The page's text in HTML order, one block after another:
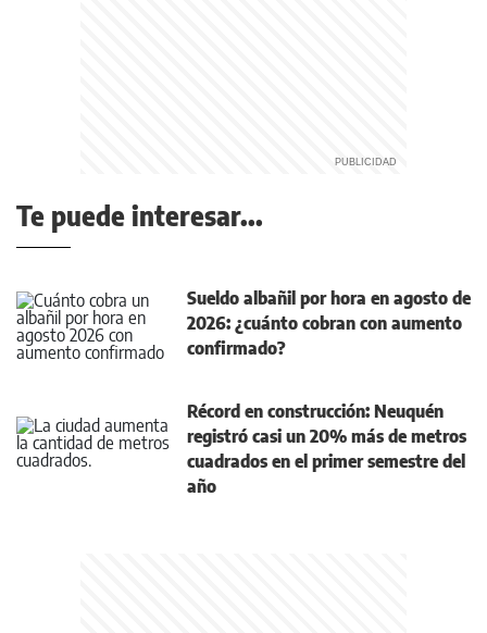
Te puede interesar...
Sueldo albañil por hora en agosto de
2026: ¿cuánto cobran con aumento
confirmado?
Récord en construcción: Neuquén
registró casi un 20% más de metros
cuadrados en el primer semestre del
año